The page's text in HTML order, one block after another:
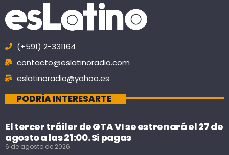
(+591) 2-331164
contacto@eslatinoradio.com
eslatinoradio@yahoo.es
PODRÍA INTERESARTE
El tercer tráiler de GTA VI se estrenará el 27 de
agosto a las 21:00. Si pagas
6 de agosto de 2026